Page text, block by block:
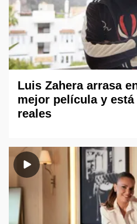
Luis Zahera arrasa
mejor película y
reales